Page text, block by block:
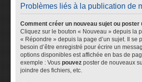
Problèmes liés à la publication de
Comment créer un nouveau sujet ou poster
Cliquez sur le bouton « Nouveau » depuis la
« Répondre » depuis la page d’un sujet. Il se
besoin d’être enregistré pour écrire un
options disponibles est affichée en bas de
exemple : Vouspouvez poster de nouveaux
joindre des fichiers, etc.